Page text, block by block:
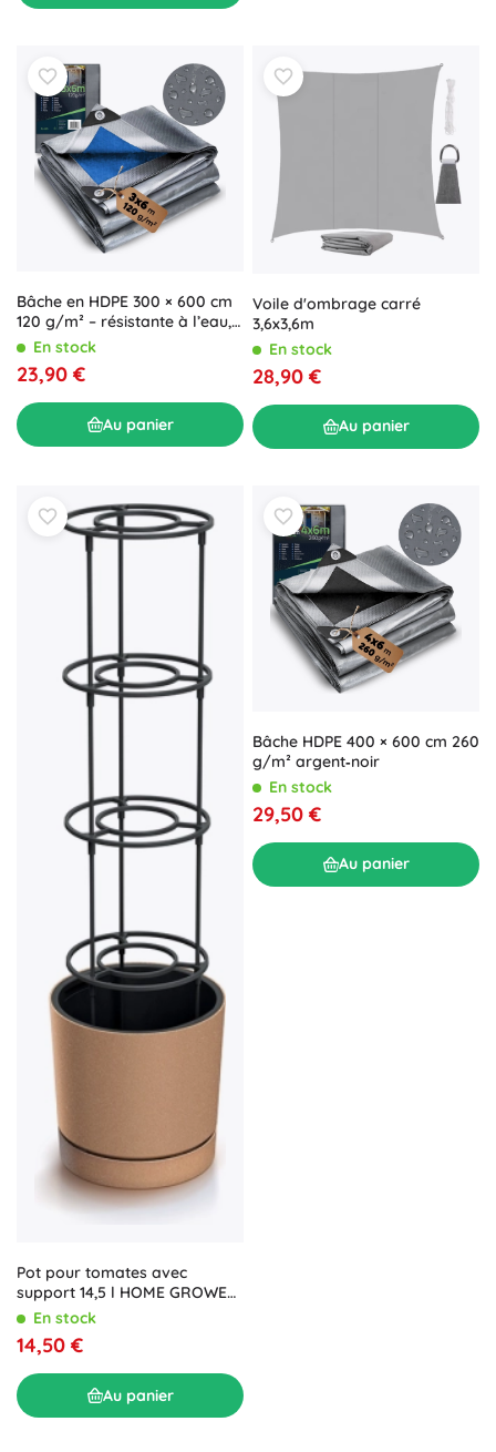
Bâche en HDPE 300 × 600 cm
120 g/m² – résistante à l’eau,
au gel et aux UV
En stock
23,90 €
Au panier
Voile d'ombrage carré
3,6x3,6m
En stock
28,90 €
Au panier
Pot pour tomates avec
support 14,5 l HOME GROWER
ECO WOOD
En stock
14,50 €
Au panier
Bâche HDPE 400 × 600 cm 260
g/m² argent‑noir
En stock
29,50 €
Au panier